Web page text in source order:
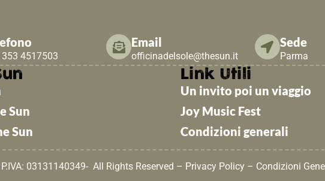
4517503
Email
officinadelsole@thesun.it
Sede
Parma
Sun
Sun
Link Utili
Un invito poi un viaggio
Joy Music Fest
Condizioni generali
03131140349- All Rights Reserved – Privacy Policy – Condizioni